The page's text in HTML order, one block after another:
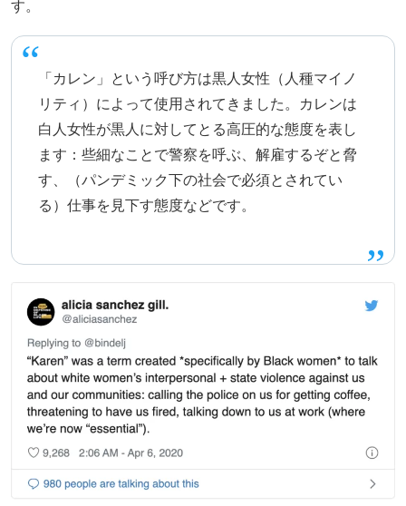
す。
「カレン」という呼び方は黒人女性（人種マイノ
リティ）によって使用されてきました。カレンは
白人女性が黒人に対してとる高圧的な態度を表し
ます：些細なことで警察を呼ぶ、解雇するぞと脅
す、（パンデミック下の社会で必須とされてい
る）仕事を見下す態度などです。